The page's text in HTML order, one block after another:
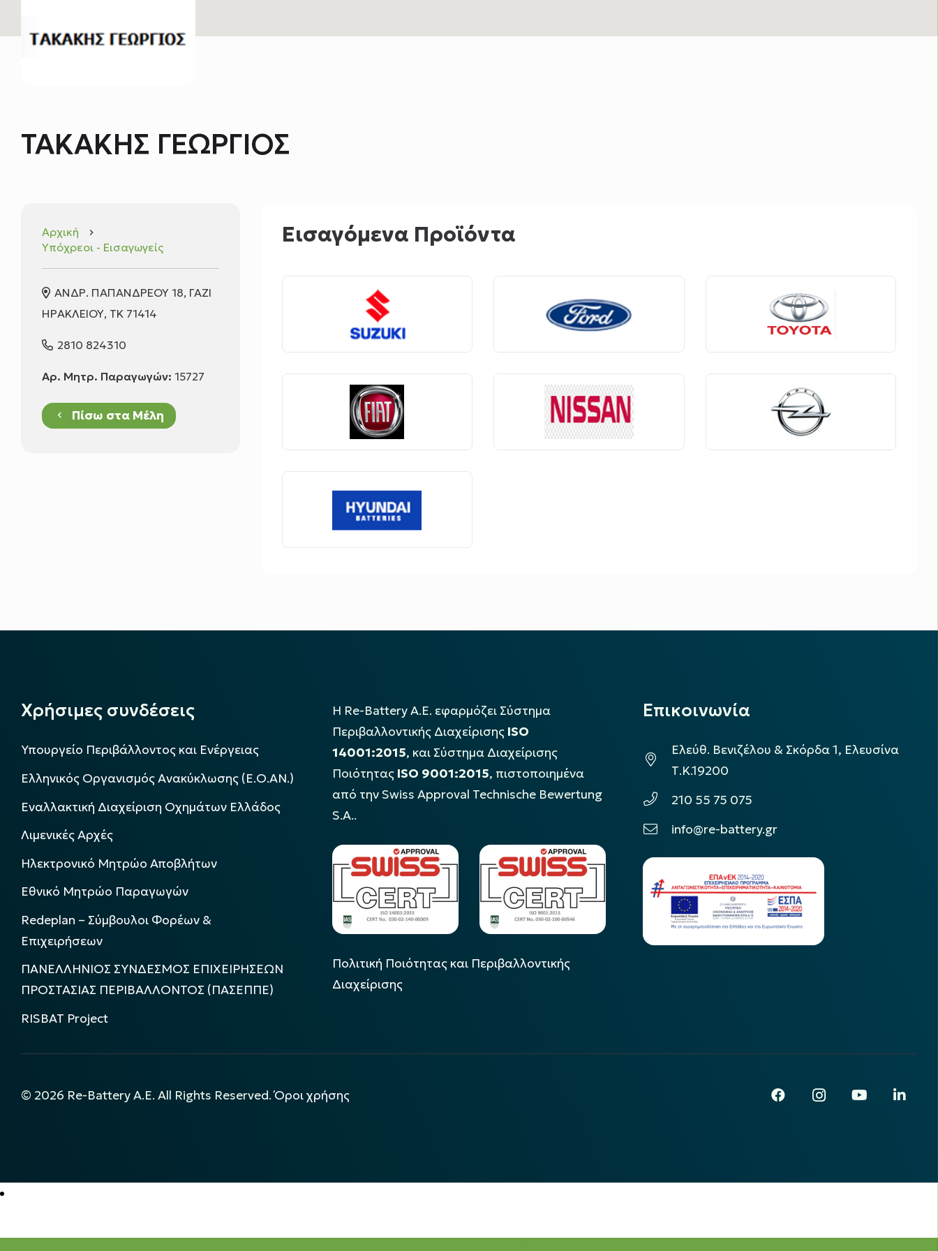
ΤΑΚΑΚΗΣ ΓΕΩΡΓΙΟΣ
Αρχική keyboard_arrow_right
Υπόχρεοι - Εισαγωγείς
ΑΝΔΡ. ΠΑΠΑΝΔΡΕΟΥ 18, ΓΑΖΙ
ΗΡΑΚΛΕΙΟΥ, ΤΚ 71414
2810 824310
Αρ. Μητρ. Παραγωγών: 15727
keyboard_arrow_left Πίσω στα Μέλη
Εισαγόμενα Προϊόντα
Χρήσιμες συνδέσεις
Υπουργείο Περιβάλλοντος και Ενέργειας
Ελληνικός Οργανισμός Ανακύκλωσης (Ε.Ο.ΑΝ.)
Εναλλακτική Διαχείριση Οχημάτων Ελλάδος
Λιμενικές Αρχές
Ηλεκτρονικό Μητρώο Αποβλήτων
Εθνικό Μητρώο Παραγωγών
Redeplan – Σύμβουλοι Φορέων &
Επιχειρήσεων
ΠΑΝΕΛΛΗΝΙΟΣ ΣΥΝΔΕΣΜΟΣ ΕΠΙΧΕΙΡΗΣΕΩΝ
ΠΡΟΣΤΑΣΙΑΣ ΠΕΡΙΒΑΛΛΟΝΤΟΣ (ΠΑΣΕΠΠΕ)
RISBAT Project
Η Re-Battery Α.Ε. εφαρμόζει Σύστημα
Περιβαλλοντικής Διαχείρισης ISO
14001:2015, και Σύστημα Διαχείρισης
Ποιότητας ISO 9001:2015, πιστοποιημένα
από την Swiss Approval Technische Bewertung
S.A..
Πολιτική Ποιότητας και Περιβαλλοντικής
Διαχείρισης
Επικοινωνία
Ελεύθ. Βενιζέλου & Σκόρδα 1, Ελευσίνα
Τ.Κ.19200
210 55 75 075
info@re-battery.gr
© 2026 Re-Battery A.E. All Rights Reserved.Όροι χρήσης